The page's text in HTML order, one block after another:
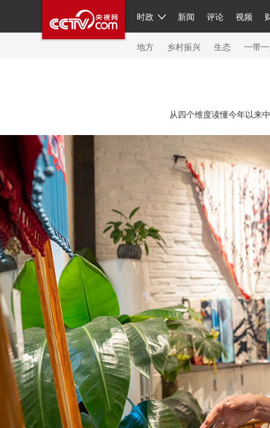
时政 新闻 评论 视频
人民领袖习近平 联播+ 中国
直播 片库 栏目大全 节目单
繁体 海外频道 iPanda
地方 乡村振兴 生态 一带
新闻
人民领袖
视频
现场
体育
VIP会员
财经
大国智造
CCTV.节
从四个维度读懂今年以来